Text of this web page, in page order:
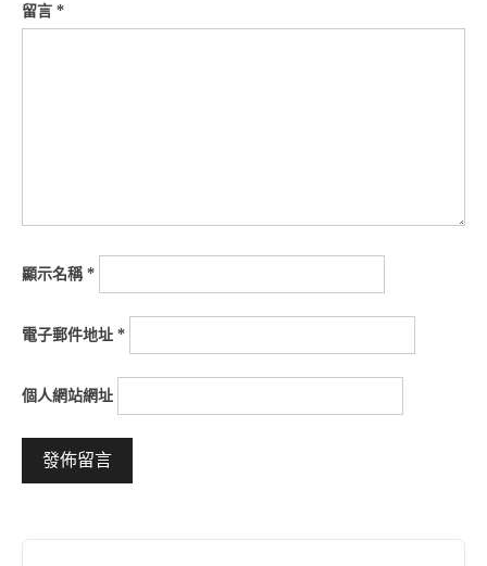
留言 *
顯示名稱*
電子郵件地址 *
個人網站網址